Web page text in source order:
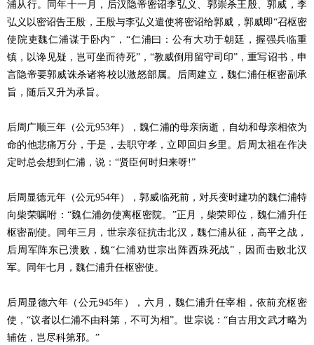
浦从行。同年十一月，后汉隐帝密诏李弘义、郭崇杀王殷、郭威，李
弘义以密诏告王殷，王殷与李弘义遣使将密诏给郭威，郭威即“召枢密
使院吏魏仁浦谋于卧内”，“仁浦曰：公有大功于朝廷，握强兵临重
镇，以谗见疑，岂可坐而待死”，“教威倒用留守司印”，重写诏书，申
言隐帝要郭威诛杀诸将校以激怒部属。后周建立，魏仁浦任枢密副承
旨，随后又升为承旨。
后周广顺三年（公元953年），魏仁浦的母亲病逝，自幼和母亲相依为
命的他悲痛万分，于是，去职守孝，立即回归乡里。后周太祖在作决
定时总会想到仁浦，说：“贤臣何时归来呀!”
后周显德元年（公元954年），郭威临死前，对兵变时建功的魏仁浦特
向柴荣嘱咐：“魏仁浦勿使离枢密院。”正月，柴荣即位，魏仁浦升任
枢密副使。同年三月，世宗亲征抗击北汉，魏仁浦从征，高平之战，
后周军阵东已溃败，魏“仁浦劝世宗出阵西殊死战”，因而击败北汉
军。同年七月，魏仁浦升任枢密使。
后周显德六年（公元945年），六月，魏仁浦升任宰相，依前充枢密
使，“议者以仁浦不由科第，不可为相”。世宗说：“自古用文武才略为
辅佐，岂尽科第邪。”